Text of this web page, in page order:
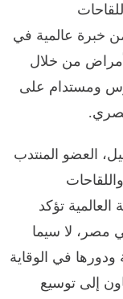
من خبرة عالمية في
من خلال
ومستدام على
العضو المنتدب
تؤكد
مصر، لا سيما
ودورها في الوقاية
إلى توسيع